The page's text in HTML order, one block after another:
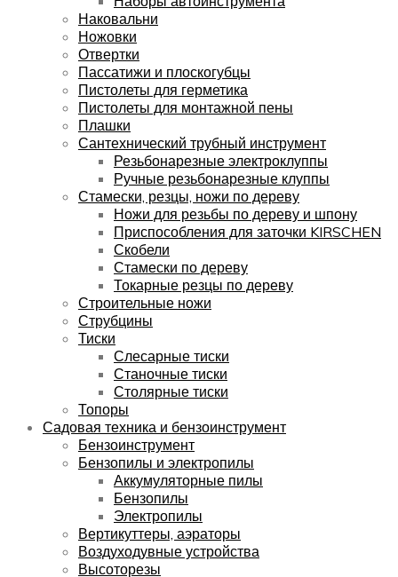
Наковальни
Ножовки
Отвертки
Пассатижи и плоскогубцы
Пистолеты для герметика
Пистолеты для монтажной пены
Плашки
Сантехнический трубный инструмент
Резьбонарезные электроклуппы
Ручные резьбонарезные клуппы
Стамески, резцы, ножи по дереву
Ножи для резьбы по дереву и шпону
Приспособления для заточки KIRSCHEN
Скобели
Стамески по дереву
Токарные резцы по дереву
Строительные ножи
Струбцины
Тиски
Слесарные тиски
Станочные тиски
Столярные тиски
Топоры
Садовая техника и бензоинструмент
Бензоинструмент
Бензопилы и электропилы
Аккумуляторные пилы
Бензопилы
Электропилы
Вертикуттеры, аэраторы
Воздуходувные устройства
Высоторезы